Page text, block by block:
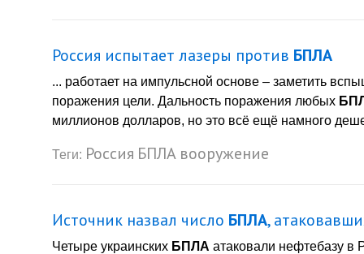
Россия испытает лазеры против БПЛА
... работает на импульсной основе – заметить
поражения цели. Дальность поражения любых
миллионов долларов, но это всё ещё намного
Теги: Россия БПЛА вооружение
Источник назвал число БПЛА,
Четыре украинских БПЛА атаковали нефтебазу в